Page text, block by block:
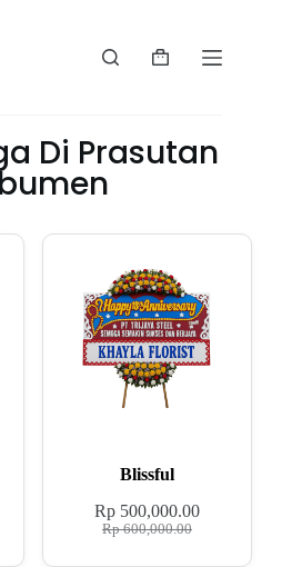
Di Prasutan
Blissful
Rp600,000.00
Rp 500,000.00